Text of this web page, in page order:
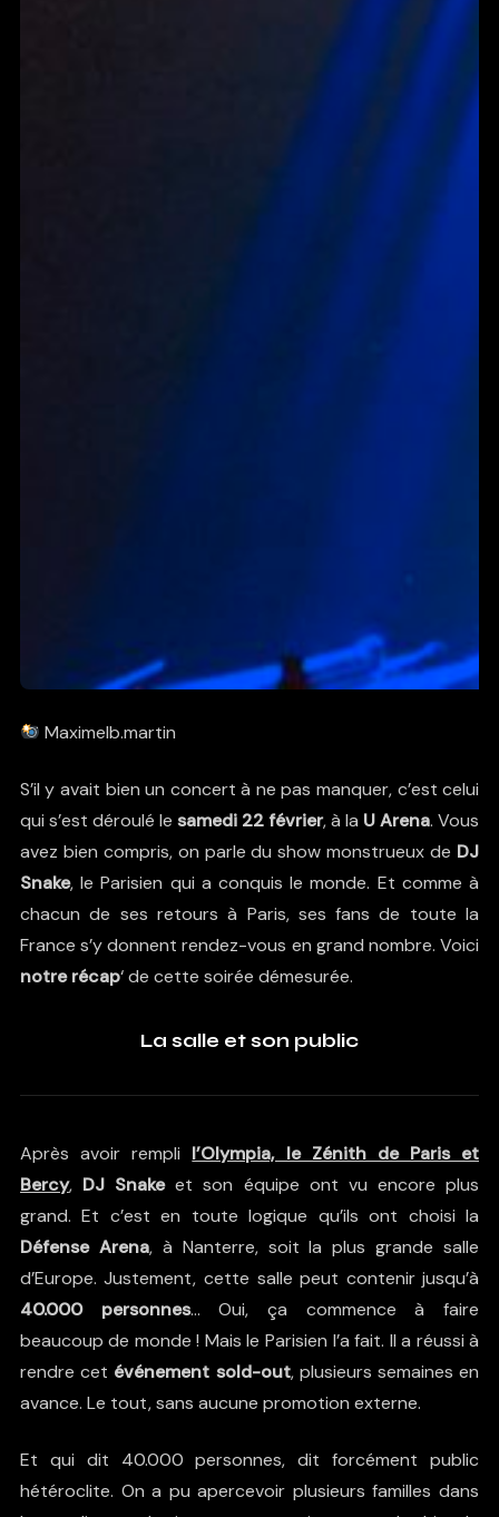
Maximelb.martin
S’il y avait bien un concert à ne pas manquer, c’est celui
qui s’est déroulé le samedi 22 février, à la U Arena. Vous
avez bien compris, on parle du show monstrueux de DJ
Snake, le Parisien qui a conquis le monde. Et comme à
chacun de ses retours à Paris, ses fans de toute la
France s’y donnent rendez-vous en grand nombre. Voici
notre récap‘ de cette soirée démesurée.
La salle et son public
Après avoir rempli l’Olympia, le Zénith de Paris et
Bercy, DJ Snakeet son équipe ont vu encore plus
grand. Et c’est en toute logique qu’ils ont choisi la
Défense Arena, à Nanterre, soit la plus grande salle
d’Europe. Justement, cette salle peut contenir jusqu’à
40.000 personnes… Oui, ça commence à faire
beaucoup de monde ! Mais le Parisien l’a fait. Il a réussi à
rendre cet événement sold-out, plusieurs semaines en
avance. Le tout, sans aucune promotion externe.
Et qui dit 40.000 personnes, dit forcément public
hétéroclite. On a pu apercevoir plusieurs familles dans